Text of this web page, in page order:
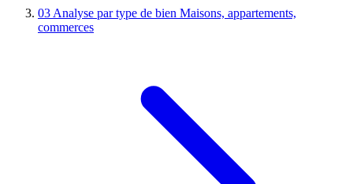
03 Analyse par type de bien Maisons, appartements,
commerces